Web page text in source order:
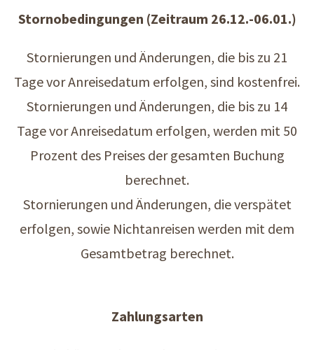
Stornobedingungen (Zeitraum 26.12.-06.01.)
Stornierungen und Änderungen, die bis zu 21
Tage vor Anreisedatum erfolgen, sind kostenfrei.
Stornierungen und Änderungen, die bis zu 14
Tage vor Anreisedatum erfolgen, werden mit 50
Prozent des Preises der gesamten Buchung
berechnet.
Stornierungen und Änderungen, die verspätet
erfolgen, sowie Nichtanreisen werden mit dem
Gesamtbetrag berechnet.
Zahlungsarten